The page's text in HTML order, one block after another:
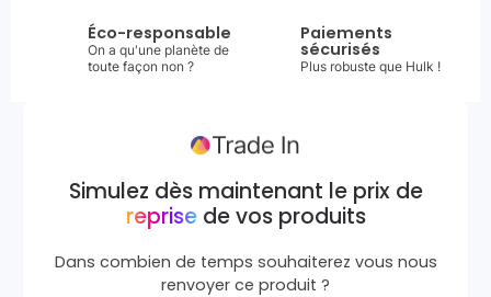
Éco-responsable
On a qu'une planète de
toute façon non ?
Paiements
sécurisés
Plus robuste que Hulk !
Simulez dès maintenant le prix de
reprisede vos produits
Dans combien de temps souhaiterez vous nous
renvoyer ce produit ?